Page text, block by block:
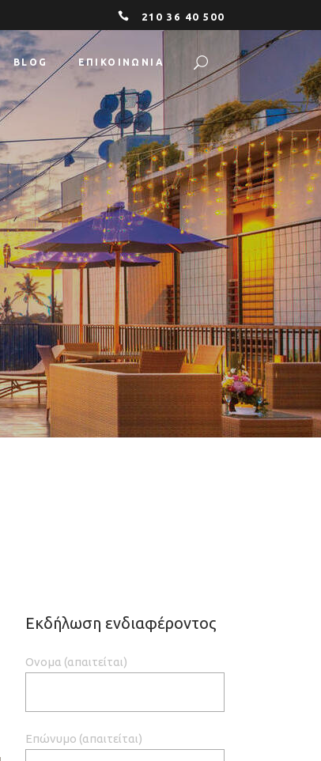
210 36 40 500
BLOG ΕΠΙΚΟΙΝΩΝΙΑ
Εκδήλωση ενδιαφέροντος
Ονομα (απαιτείται)
Επώνυμο (απαιτείται)